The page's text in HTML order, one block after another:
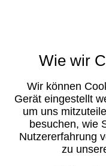
Wie wir
Wir können
Gerät eingestellt
um uns
besuchen, wie
Nutzererfahrung
zu